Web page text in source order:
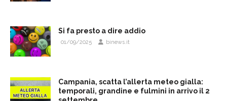
Si fa presto a dire addio
01/09/2025 binews.it
Campania, scatta l’allerta meteo gialla:
temporali, grandine e fulmini in arrivo il 2